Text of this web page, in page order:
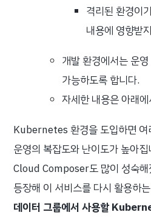
격리된 환경이
내용에 영향받
개발 환경에서는 운
가능하도록 합니다.
자세한 내용은 아래
Kubernetes 환경을 도입하면 여
운영의 복잡도와 난이도가 높아
Cloud Composer도 많이 성숙
등장해 이 서비스를 다시 활용하
데이터 그룹에서 사용할